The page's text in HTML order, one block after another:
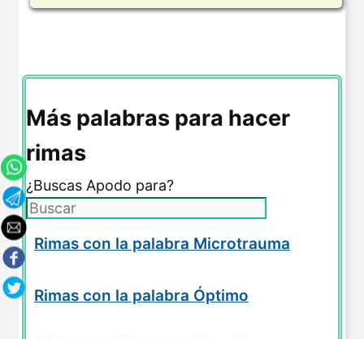
Más palabras para hacer
rimas
¿Buscas Apodo para?
Rimas con la palabra Microtrauma
Rimas con la palabra Óptimo